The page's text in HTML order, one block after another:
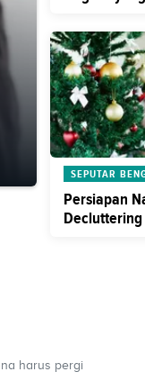
SEPUTAR
Persiapan
harus pergi